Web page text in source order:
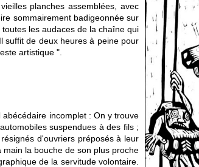
planches assemblées, avec
sommairement badigeonnée sur
les audaces de la chaîne qui
suffit de deux heures à peine pour
artistique ".
incomplet : On y trouve
suspendues à des fils ;
d'ouvriers préposés à leur
la bouche de son plus proche
de la servitude volontaire.